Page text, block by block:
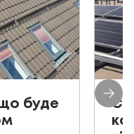
що буде